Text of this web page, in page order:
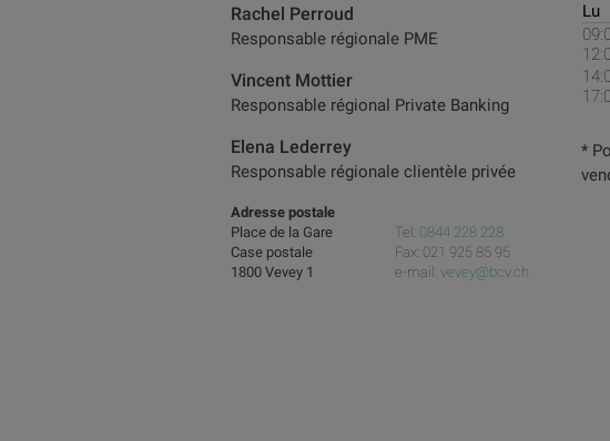
Rachel Perroud
Responsable régionale PME
Vincent Mottier
Responsable régional Private Banking
Elena Lederrey
Responsable régionale clientèle privée
Adresse postale
Place de la Gare
Case postale
1800 Vevey 1
Tel: 0844 228 228
Fax: 021 925 85 95
e-mail: vevey@bcv.ch
Lu
*